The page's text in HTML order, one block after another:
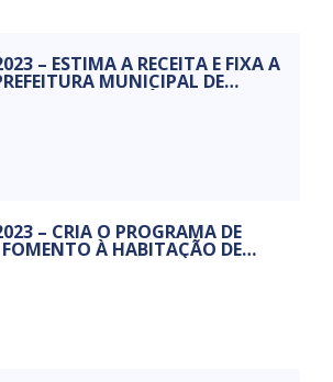
– ESTIMA A RECEITA E FIXA A
MUNICIPAL DE
PARA O EXERCÍCIO
DE 2024, E DÁ
– CRIA O PROGRAMA DE
À HABITAÇÃO DE
— “HABITA MAIS” E
PARA CONCESSÃO DE
E DÁ OUTRAS